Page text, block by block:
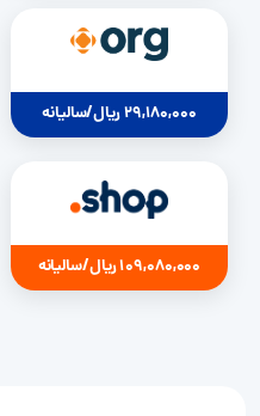
29,180,000 ریال/سالیانه
109,080,000 ریال/سالیانه